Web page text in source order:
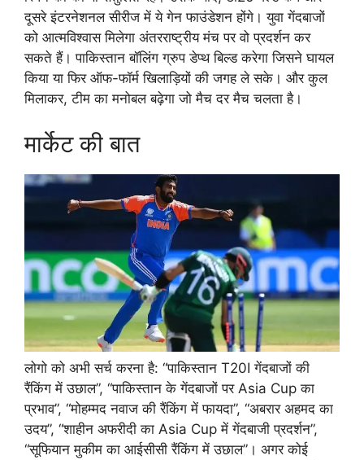
दूसरे इंटरनेशनल सीरीज में ये गेन फाउंडेशन होंगे। युवा गेंदबाजों
को आत्मविश्वास मिलेगा अंतरराष्ट्रीय मंच पर वो प्रदर्शन कर
सकते हैं। पाकिस्तान बॉलिंग ग्रुप डेप्थ बिल्ड करेगा जिसने घायल
किया या फिर ऑफ-फॉर्म खिलाड़ियों की जगह ले सके। और कुल
मिलाकर, टीम का मनोबल बढ़ेगा जो मैच दर मैच चलता है।
मार्केट की बात
लोगो को अभी सर्च करना है: “पाकिस्तान T20I गेंदबाजों की
रैंकिंग में उछाल”, “पाकिस्तान के गेंदबाजों पर Asia Cup का
प्रभाव”, “मोहम्मद नवाज की रैंकिंग में फायदा”, “अबरार अहमद का
उदय”, “शाहीन अफरीदी का Asia Cup में गेंदबाजी प्रदर्शन”,
“सूफियान मुकीम का आईसीसी रैंकिंग में उछाल”। अगर कोई